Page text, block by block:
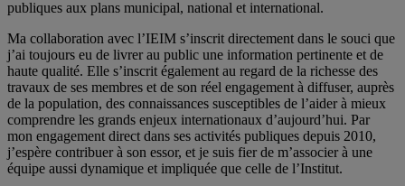
publiques aux plans municipal, national et international.
Ma collaboration avec l’IEIM s’inscrit directement dans le souci que
j’ai toujours eu de livrer au public une information pertinente et de
haute qualité. Elle s’inscrit également au regard de la richesse des
travaux de ses membres et de son réel engagement à diffuser, auprès
de la population, des connaissances susceptibles de l’aider à mieux
comprendre les grands enjeux internationaux d’aujourd’hui. Par
mon engagement direct dans ses activités publiques depuis 2010,
j’espère contribuer à son essor, et je suis fier de m’associer à une
équipe aussi dynamique et impliquée que celle de l’Institut.